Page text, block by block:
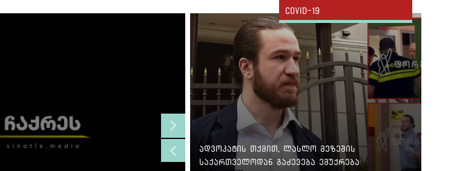
Covid-19
ადვოკატის თქმით, ლასლო მეზეშის
საქართველოდან გაძევება ემუქრება